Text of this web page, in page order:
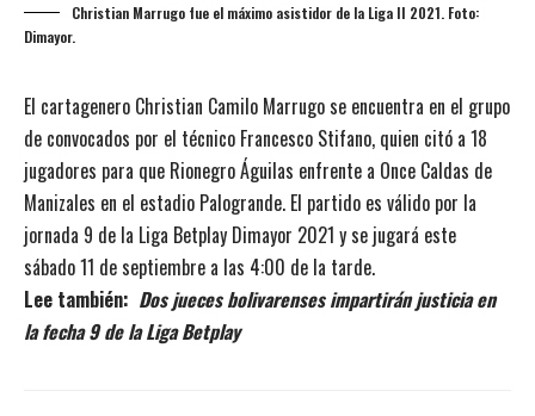
Christian Marrugo fue el máximo asistidor de la Liga II 2021. Foto:
Dimayor.
El cartagenero Christian Camilo Marrugo se encuentra en el grupo
de convocados por el técnico Francesco Stifano, quien citó a 18
jugadores para que Rionegro Águilas enfrente a Once Caldas de
Manizales en el estadio Palogrande. El partido es válido por la
jornada 9 de la Liga Betplay Dimayor 2021 y se jugará este
sábado 11 de septiembre a las 4:00 de la tarde.
Lee también: Dos jueces bolivarenses impartirán justicia en
la fecha 9 de la Liga Betplay